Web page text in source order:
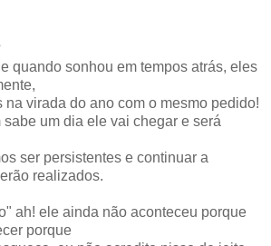
quando sonhou em tempos atrás, eles
na virada do ano com o mesmo pedido!
sabe um dia ele vai chegar e será
ser persistentes e continuar a
realizados.
ah! ele ainda não aconteceu porque
porque